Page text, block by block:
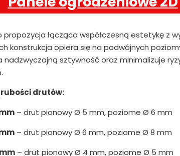
propozycja łącząca współczesną estetykę z
konstrukcja opiera się na podwójnych
nadzwyczajną sztywność oraz minimalizuje
drutów:
– drut pionowy Ø 5 mm, poziome Ø 6 mm
– drut pionowy Ø 6 mm, poziome Ø 8 mm
– drut pionowy Ø 4 mm, poziome Ø 5 mm